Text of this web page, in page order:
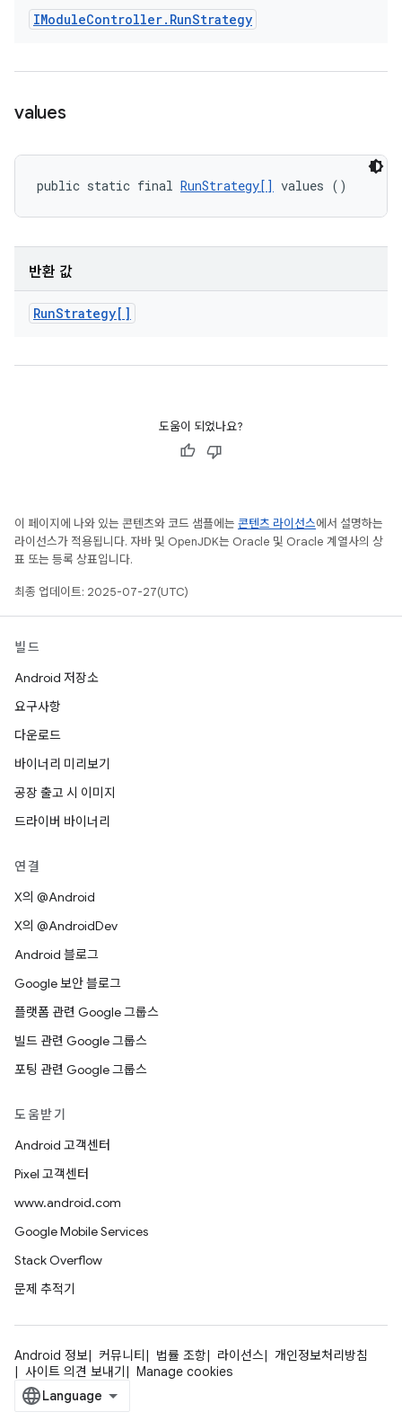
IModuleController. RunStrategy
values
public static final RunStrategy[] values ()
반환 값
RunStrategy[]
도움이 되었나요?
이 페이지에 나와 있는 콘텐츠와 코드 샘플에는 콘텐츠 라이선스에서 설명하는
라이선스가 적용됩니다. 자바 및 OpenJDK는 Oracle 및 Oracle 계열사의 상
표 또는 등록 상표입니다.
최종 업데이트: 2025-07-27(UTC)
빌드
Android 저장소
요구사항
다운로드
바이너리 미리보기
공장 출고 시 이미지
드라이버 바이너리
연결
X의 @Android
X의 @AndroidDev
Android 블로그
Google 보안 블로그
플랫폼 관련 Google 그룹스
빌드 관련 Google 그룹스
포팅 관련 Google 그룹스
도움받기
Android 고객센터
Pixel 고객센터
www.android.com
Google Mobile Services
Stack Overflow
문제 추적기
Android 정보 커뮤니티 법률 조항 라이선스
개인정보처리방침
사이트 의견 보내기
Manage cookies